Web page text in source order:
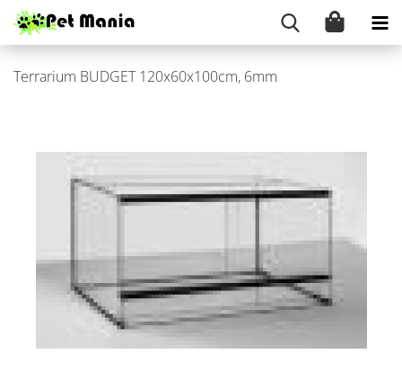
Ter­ra­ri­um BUD­GET 120x60x100cm, 6mm